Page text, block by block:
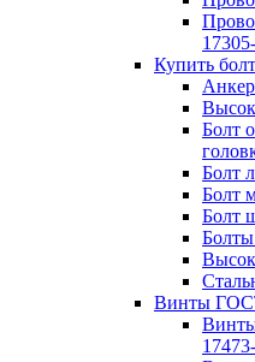
Купить
Болт
Болт
Болт
Болт
Болты
Винты